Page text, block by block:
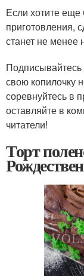
Если хотите еще
приготовления,
станет не
Подписывайтесь
свою копилочку
соревнуйтесь в
оставляйте в
читатели!
Торт